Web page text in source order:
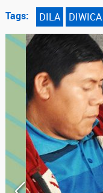
Tags: DILA DIWICA